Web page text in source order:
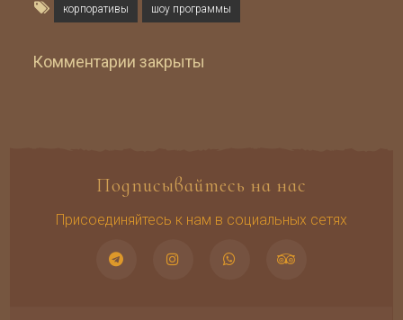
корпоративы шоу программы
Комментарии закрыты
Подписывайтесь на нас
Присоединяйтесь к нам в социальных сетях